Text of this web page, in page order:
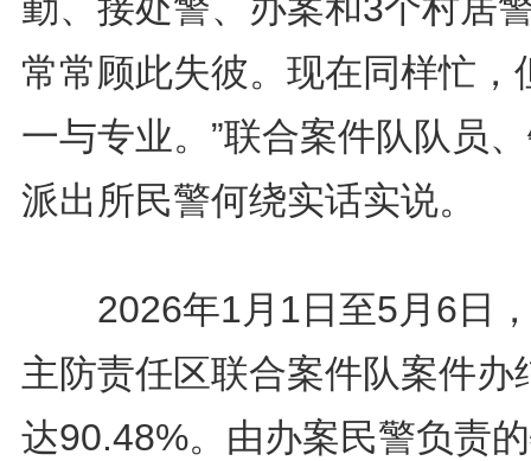
常常顾此失彼。现在同样忙，
一与专业。”联合案件队队员
派出所民警何绕实话实说。
2026年1月1日至5月6日
主防责任区联合案件队案件办
达90.48%。由办案民警负责